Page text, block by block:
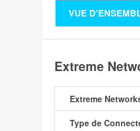
VUE
Extreme
Extreme
Type de